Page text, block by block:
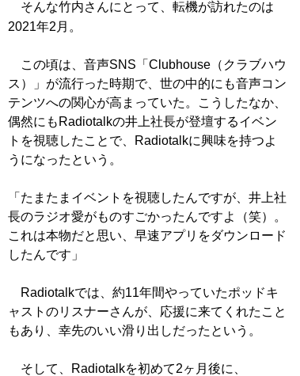
そんな竹内さんにとって、転機が訪れたのは
2021年2月。
この頃は、音声SNS「Clubhouse（クラブハウ
ス）」が流行った時期で、世の中的にも音声コン
テンツへの関心が高まっていた。こうしたなか、
偶然にもRadiotalkの井上社長が登壇するイベン
トを視聴したことで、Radiotalkに興味を持つよ
うになったという。
「たまたまイベントを視聴したんですが、井上社
長のラジオ愛がものすごかったんですよ（笑）。
これは本物だと思い、早速アプリをダウンロード
したんです」
Radiotalkでは、約11年間やっていたポッドキ
ャストのリスナーさんが、応援に来てくれたこと
もあり、幸先のいい滑り出しだったという。
そして、Radiotalkを初めて2ヶ月後に、